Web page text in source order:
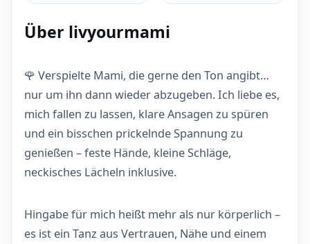
Über livyourmami
🌹 Verspielte Mami, die gerne den Ton angibt…
nur um ihn dann wieder abzugeben. Ich liebe es,
mich fallen zu lassen, klare Ansagen zu spüren
und ein bisschen prickelnde Spannung zu
genießen – feste Hände, kleine Schläge,
neckisches Lächeln inklusive.
Hingabe für mich heißt mehr als nur körperlich –
es ist ein Tanz aus Vertrauen, Nähe und einem